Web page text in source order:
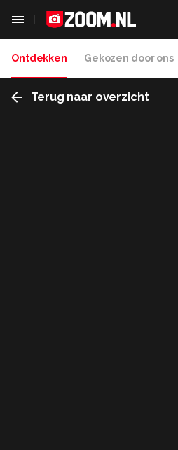
Ontdekken Gekozen door ons
Terug naar overzicht